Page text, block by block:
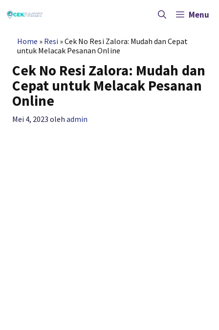
ke
Menu
Home » Resi »Cek No Resi Zalora: Mudah dan Cepat
untuk Melacak Pesanan Online
Cek No Resi Zalora: Mudah dan
Cepat untuk Melacak Pesanan
Online
Mei 4, 2023 olehadmin